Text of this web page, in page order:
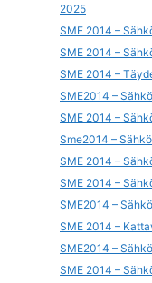
2025
SME 2014 –
SME 2014 –
SME 2014 –
SME2014 –
SME 2014 –
Sme2014 –
SME 2014 –
SME 2014 –
SME2014 –
SME 2014 –
SME2014 –
SME 2014 –